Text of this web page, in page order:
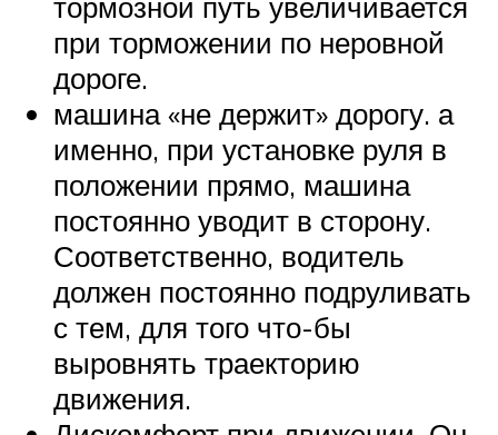
при торможении по неровной
дороге.
машина «не держит» дорогу. а
именно, при установке руля в
положении прямо, машина
постоянно уводит в сторону.
Соответственно, водитель
должен постоянно подруливать
с тем, для того что-бы
выровнять траекторию
движения.